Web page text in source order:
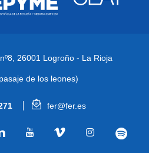
26001 Logroño - La Rioja
de los leones)
fer@fer.es